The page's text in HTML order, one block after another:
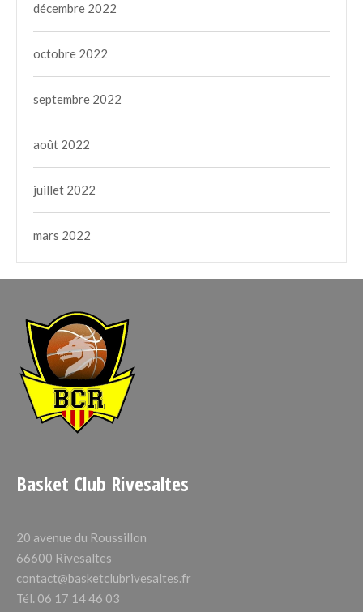
décembre 2022
octobre 2022
septembre 2022
août 2022
juillet 2022
mars 2022
Basket Club Rivesaltes
20 avenue du Roussillon
66600 Rivesaltes
contact@basketclubrivesaltes.fr
Tél. 06 17 14 46 03